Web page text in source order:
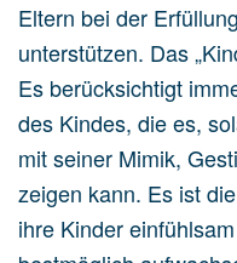
Eltern bei der
unterstützen. Das
Es berücksichtigt
des Kindes, die es,
mit seiner Mimik,
zeigen kann. Es ist
ihre Kinder